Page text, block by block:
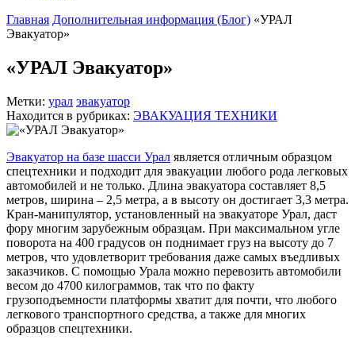
Главная Дополнительная информация (Блог) «УРАЛ
Эвакуатор»
«УРАЛ Эвакуатор»
Метки: урал эвакуатор
Находится в рубриках: ЭВАКУАЦИЯ ТЕХНИКИ
Эвакуатор на базе шасси Урал является отличным образцом
спецтехники и подходит для эвакуации любого рода легковых
автомобилей и не только. Длина эвакуатора составляет 8,5
метров, ширина – 2,5 метра, а в высоту он достигает 3,3 метра.
Кран-манипулятор, установленный на эвакуаторе Урал, даст
фору многим зарубежным образцам. При максимальном угле
поворота на 400 градусов он поднимает груз на высоту до 7
метров, что удовлетворит требования даже самых въедливых
заказчиков. С помощью Урала можно перевозить автомобили
весом до 4700 килограммов, так что по факту
грузоподъемности платформы хватит для почти, что любого
легкового транспортного средства, а также для многих
образцов спецтехники.